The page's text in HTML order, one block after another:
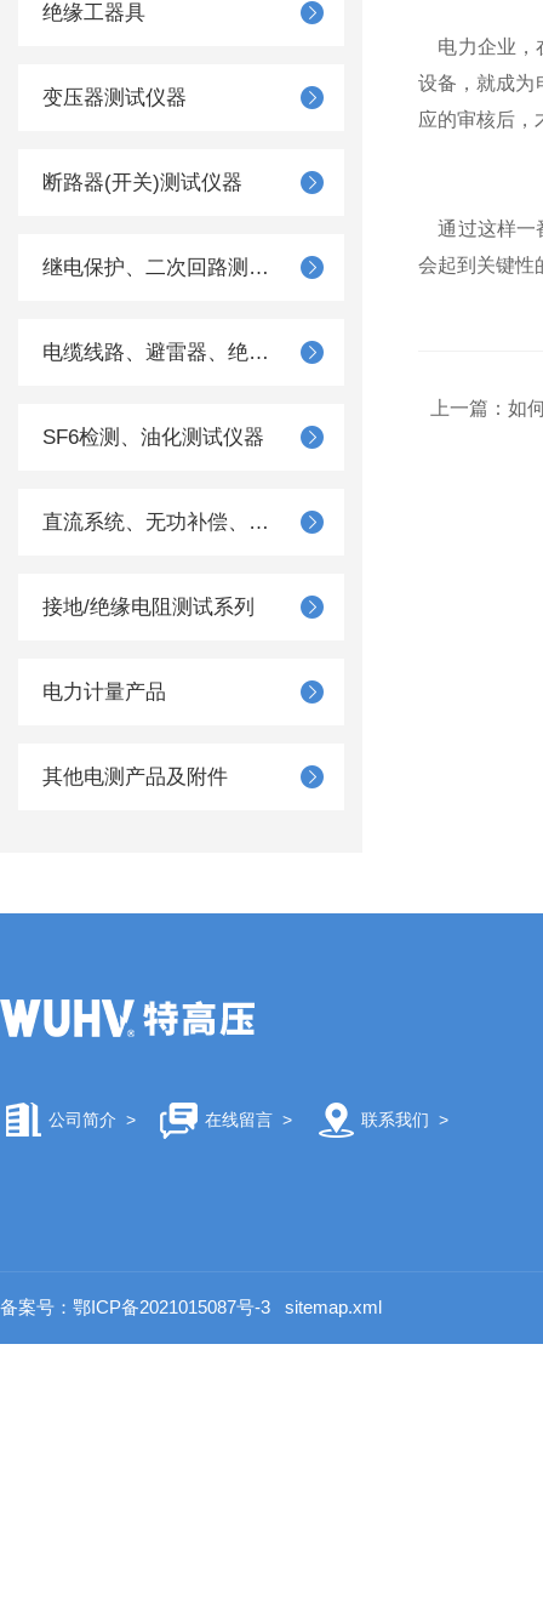
绝缘工器具
变压器测试仪器
断路器(开关)测试仪器
继电保护、二次回路测试仪器
电缆线路、避雷器、绝缘子测试仪器
SF6检测、油化测试仪器
直流系统、无功补偿、电池电机检测仪器
接地/绝缘电阻测试系列
电力计量产品
其他电测产品及附件
电力企业，
设备，就成为
应的审核后，
通过这样一
会起到关键性
上一篇： 如
公司简介 > 在线留言> 联系我们 >
备案号：鄂ICP备2021015087号-3 sitemap.xml